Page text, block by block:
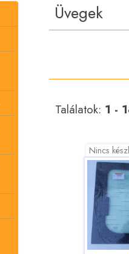
Üvegek
Találatok: 1 -
Nincs